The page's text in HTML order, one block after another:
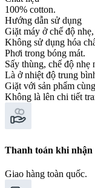
100% cotton.
Hướng dẫn sử dụng
Giặt máy ở chế độ
Không sử dụng hóa
Phơi trong bóng mát.
Sấy thùng, chế độ nhẹ
Là ở nhiệt độ trung
Giặt với sản phẩm
Không là lên chi tiết
Thanh toán khi nhận
Giao hàng toàn quốc.